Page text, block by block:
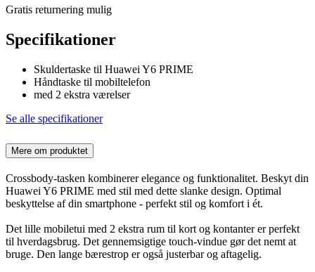
Gratis returnering mulig
Specifikationer
Skuldertaske til Huawei Y6 PRIME
Håndtaske til mobiltelefon
med 2 ekstra værelser
Se alle specifikationer
Mere om produktet
Crossbody-tasken kombinerer elegance og funktionalitet. Beskyt din
Huawei Y6 PRIME med stil med dette slanke design. Optimal
beskyttelse af din smartphone - perfekt stil og komfort i ét.
Det lille mobiletui med 2 ekstra rum til kort og kontanter er perfekt
til hverdagsbrug. Det gennemsigtige touch-vindue gør det nemt at
bruge. Den lange bærestrop er også justerbar og aftagelig.